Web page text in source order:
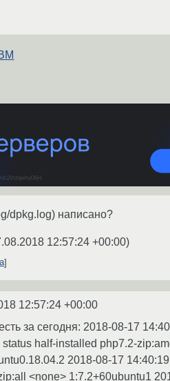
dpkg.log) написано?
12:57:24 +00:00)
12:57:24 +00:00
за сегодня: 2018-08-17
half-installed php7.2-
2018-08-17
<none> 1:7.2+60ubuntu1